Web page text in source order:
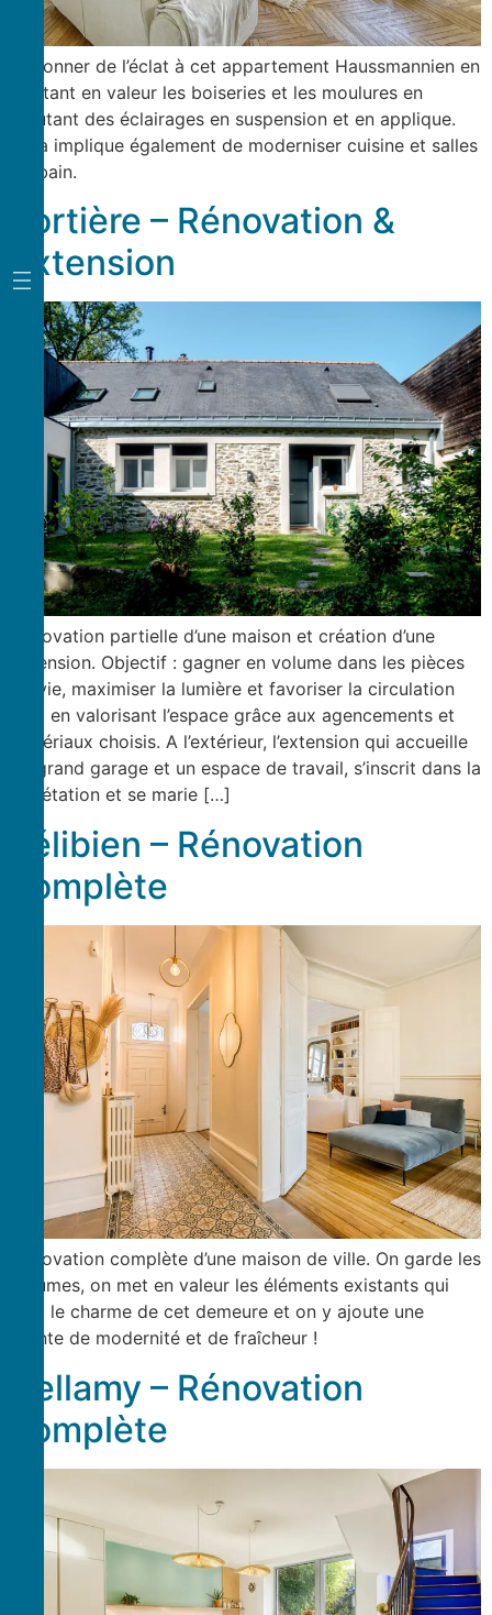
Redonner de l’éclat à cet appartement Haussmannien en
mettant en valeur les boiseries et les moulures en
ajoutant des éclairages en suspension et en applique.
Cela implique également de moderniser cuisine et salles
de bain.
Tortière – Rénovation &
extension
Rénovation partielle d’une maison et création d’une
extension. Objectif : gagner en volume dans les pièces
de vie, maximiser la lumière et favoriser la circulation
tout en valorisant l’espace grâce aux agencements et
matériaux choisis. A l’extérieur, l’extension qui accueille
un grand garage et un espace de travail, s’inscrit dans la
végétation et se marie […]
Félibien – Rénovation
complète
Rénovation complète d’une maison de ville. On garde les
volumes, on met en valeur les éléments existants qui
font le charme de cet demeure et on y ajoute une
pointe de modernité et de fraîcheur !
Bellamy – Rénovation
complète